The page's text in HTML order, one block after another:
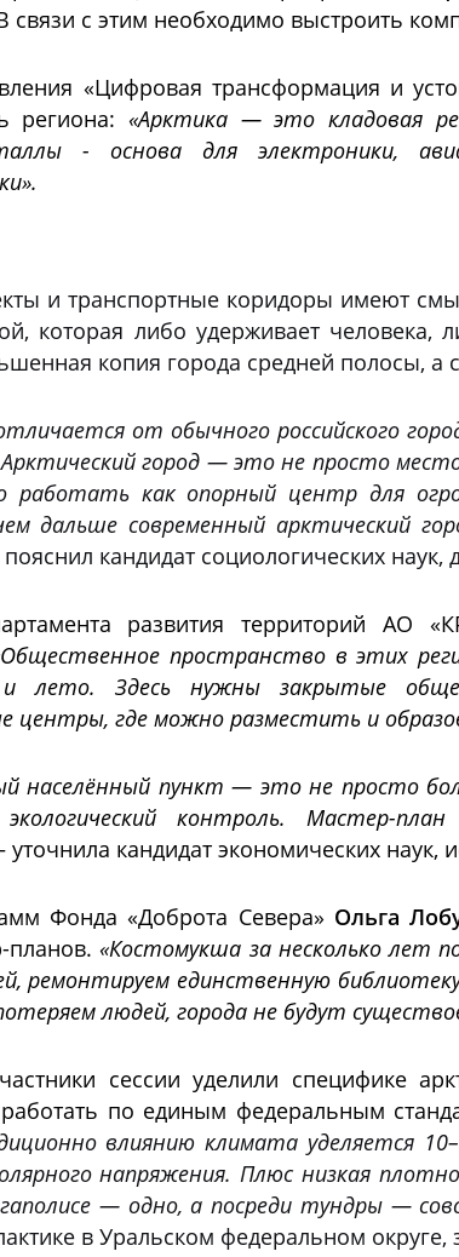
связи с этим необходимо выстроить
«Цифровая трансформация и
региона: «Арктика — это кладовая
- основа для электроники,
и транспортные коридоры имеют
которая либо удерживает
копия города средней полосы, а
от обычного российского
город — это не просто
как опорный центр для
дальше современный арктический
пояснил кандидат социологических наук,
развития территорий АО
пространство в этих
лето. Здесь нужны закрытые
центры, где можно разместить и
населённый пункт — это не просто
контроль. Мастер-
уточнила кандидат экономических
Фонда «Доброта Севера» Ольга
планов.«Костомукша за несколько лет
ремонтируем единственную
людей, города не будут
сессии уделили специфике
по единым федеральным
влиянию климата уделяется
напряжения. Плюс низкая
— одно, а посреди тундры —
в Уральском федеральном округе,